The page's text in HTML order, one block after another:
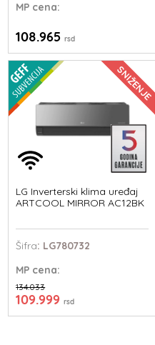
MP cena:
108.965rsd
SNIŽENJE
LG Inverterski klima uređaj
ARTCOOL MIRROR AC12BK
Šifra: LG780732
MP cena:
134.033
109.999rsd